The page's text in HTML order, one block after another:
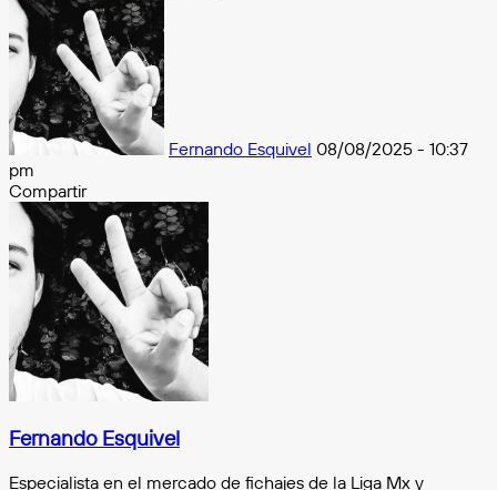
Fernando Esquivel 08/08/2025 - 10:37
pm
Compartir
Facebook
XMessenger
Messenger
WhatsApp
Telegram
Compartir
por
e-
mail
Fernando Esquivel
Especialista en el mercado de fichajes de la Liga Mx y